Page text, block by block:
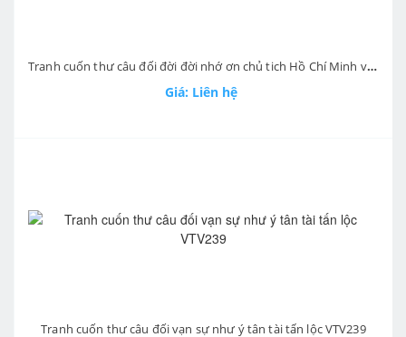
Tranh cuốn thư câu đối đời đời nhớ ơn chủ tich Hồ Chí Minh vĩ đại VTV240
Giá: Liên hệ
Tranh cuốn thư câu đối vạn sự như ý tân tài tấn lộc VTV239